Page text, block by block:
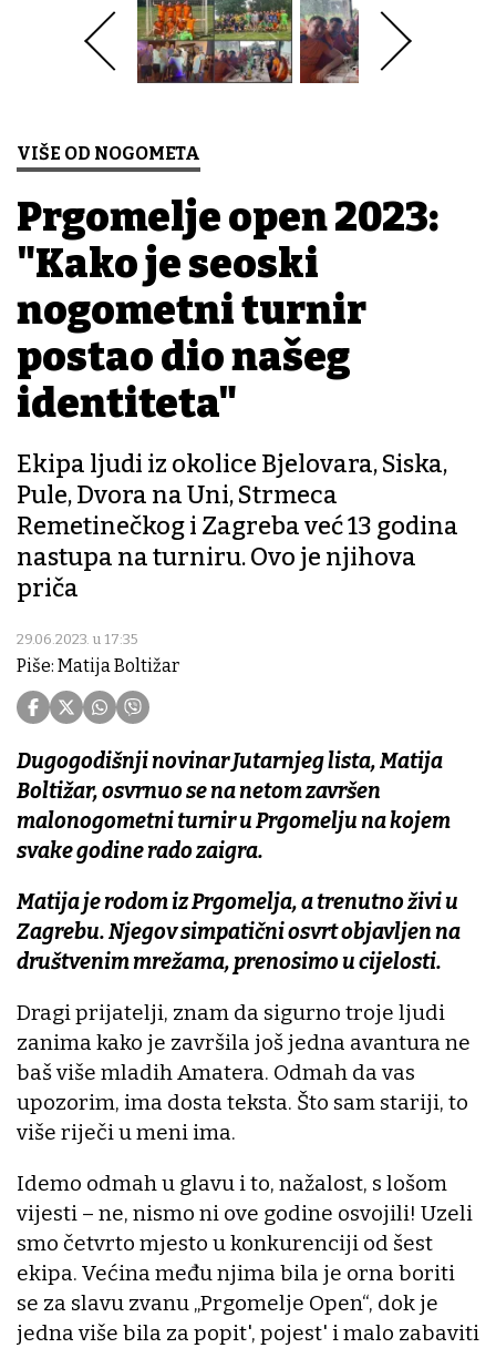
VIŠE OD NOGOMETA
Prgomelje open 2023:
"Kako je seoski
nogometni turnir
postao dio našeg
identiteta"
Ekipa ljudi iz okolice Bjelovara, Siska,
Pule, Dvora na Uni, Strmeca
Remetinečkog i Zagreba već 13 godina
nastupa na turniru. Ovo je njihova
priča
29.06.2023. u 17:35
Piše: Matija Boltižar
Dugogodišnji novinar Jutarnjeg lista, Matija
Boltižar, osvrnuo se na netom završen
malonogometni turnir u Prgomelju na kojem
svake godine rado zaigra.
Matija je rodom iz Prgomelja, a trenutno živi u
Zagrebu. Njegov simpatični osvrt objavljen na
društvenim mrežama, prenosimo u cijelosti.
Dragi prijatelji, znam da sigurno troje ljudi
zanima kako je završila još jedna avantura ne
baš više mladih Amatera. Odmah da vas
upozorim, ima dosta teksta. Što sam stariji, to
više riječi u meni ima.
Idemo odmah u glavu i to, nažalost, s lošom
vijesti – ne, nismo ni ove godine osvojili! Uzeli
smo četvrto mjesto u konkurenciji od šest
ekipa. Većina među njima bila je orna boriti
se za slavu zvanu „Prgomelje Open“, dok je
jedna više bila za popit', pojest' i malo zabaviti